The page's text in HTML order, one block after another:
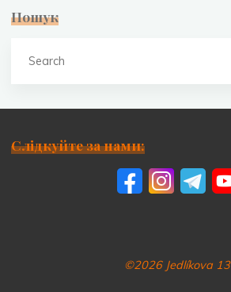
Пошук
Слідкуйте за нами:
©2026 Jedlíkova 13